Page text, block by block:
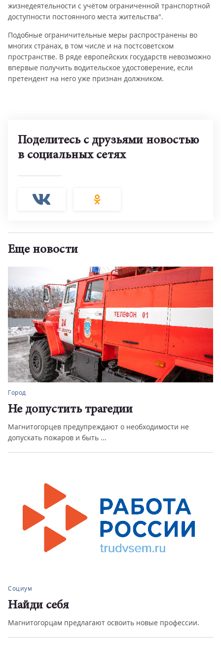
жизнедеятельности с учётом ограниченной транспортной
доступности постоянного места жительства".
Подобные ограничительные меры распространены во
многих странах, в том числе и на постсоветском
пространстве. В ряде европейских государств невозможно
впервые получить водительское удостоверение, если
претендент на него уже признан должником.
Поделитесь с друзьями новостью
в социальных сетях
Еще новости
Город
Не допустить трагедии
Магнитогорцев предупреждают о необходимости не
допускать пожаров и быть ...
Социум
Найди себя
Магнитогорцам предлагают освоить новые профессии.